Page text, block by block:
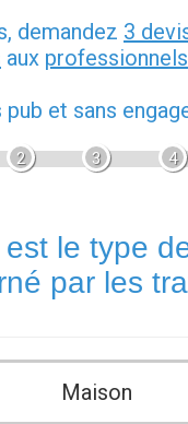
demandez 3
aux professionnels
pub et sans
2 3 4
le type
par les
Maison